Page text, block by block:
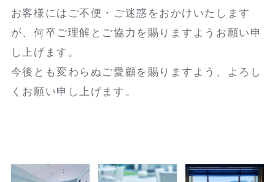
お客様にはご不便・ご迷惑をおかけいたします
が、何卒ご理解とご協力を賜りますようお願い申
し上げます。
今後とも変わらぬご愛顧を賜りますよう、よろし
くお願い申し上げます。